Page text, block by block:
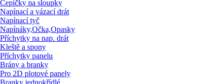
Čepičky na sloupky
Napínací a vázací drát
Napínací tyč
Napínáky,Očka,Opasky
Příchytky na nap. drát
Kleště a spony
Příchytky panelu
Brány a branky
Pro 2D plotové panely
Branky jednokřídlé